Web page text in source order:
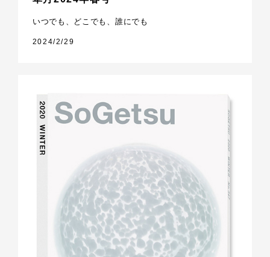
いつでも、どこでも、誰にでも
2024/2/29